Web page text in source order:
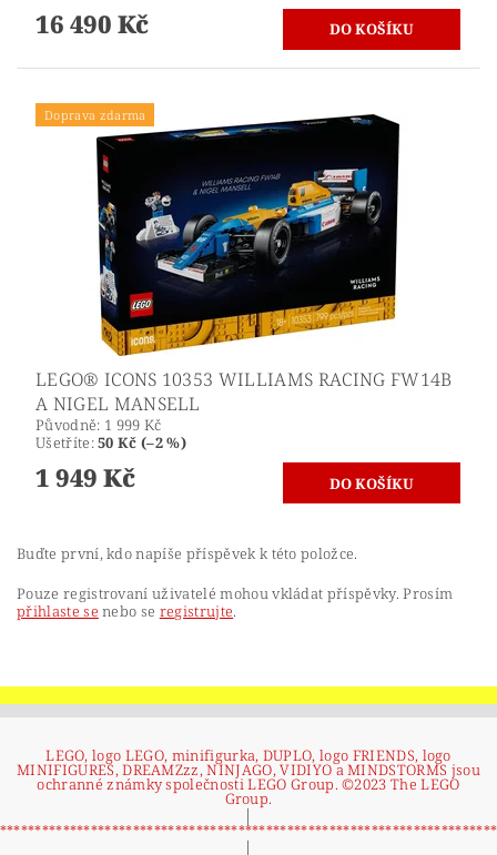
16 490 Kč
Doprava zdarma
LEGO® ICONS 10353 WILLIAMS RACING FW14B
A NIGEL MANSELL
Původně: 1 999 Kč
Ušetříte:50 Kč (–2 %)
1 949 Kč
Buďte první, kdo napíše příspěvek k této položce.
Pouze registrovaní uživatelé mohou vkládat příspěvky. Prosím
přihlaste se nebo se registrujte.
LEGO, logo LEGO, minifigurka, DUPLO, logo FRIENDS, logo
MINIFIGURES, DREAMZzz, NINJAGO, VIDIYO a MINDSTORMS jsou
ochranné známky společnosti LEGO Group. ©2023 The LEGO
Group.
|
|